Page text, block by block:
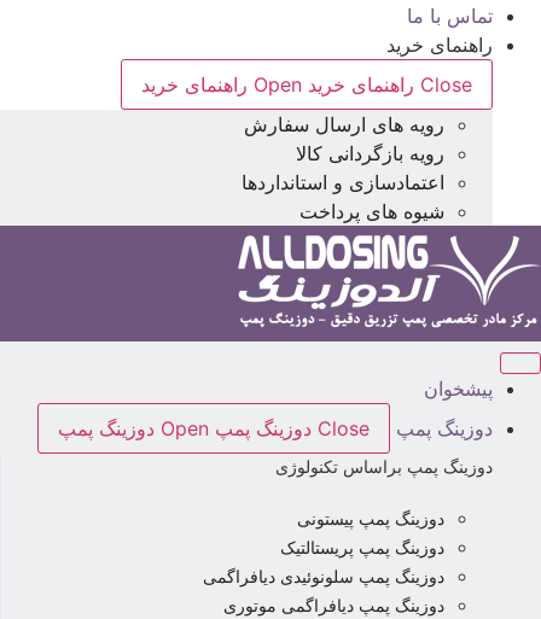
تماس با ما
راهنمای خرید
Close راهنمای خرید
Open راهنمای خرید
رویه های ارسال سفارش
رویه بازگردانی کالا
اعتمادسازی و استانداردها
شیوه های پرداخت
پیشخوان
دوزینگ پمپ
Close دوزینگ پمپ Open دوزینگ پمپ
دوزینگ پمپ براساس تکنولوژی
دوزینگ پمپ پیستونی
دوزینگ پمپ پریستالتیک
دوزینگ پمپ سلونوئیدی دیافراگمی
دوزینگ پمپ دیافراگمی موتوری